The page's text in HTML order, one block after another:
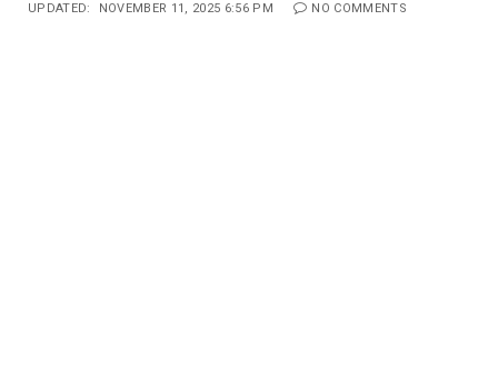
UPDATED: NOVEMBER 11, 2025 6:56 PM NO COMMENTS